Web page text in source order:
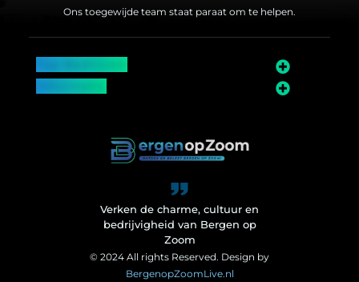
Ons toegewijde team staat paraat om te helpen.
Verken de charme, cultuur en
bedrijvigheid van Bergen op
Zoom
© 2024 All rights Reserved. Design by
BergenopZoomLive.nl